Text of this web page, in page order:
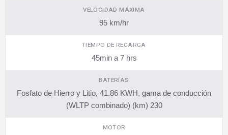
VELOCIDAD MÁXIMA
95 km/hr
TIEMPO DE RECARGA
45min a 7 hrs
BATERÍAS
Fosfato de Hierro y Litio, 41.86 KWH, gama de conducción
(WLTP combinado) (km) 230
MOTOR